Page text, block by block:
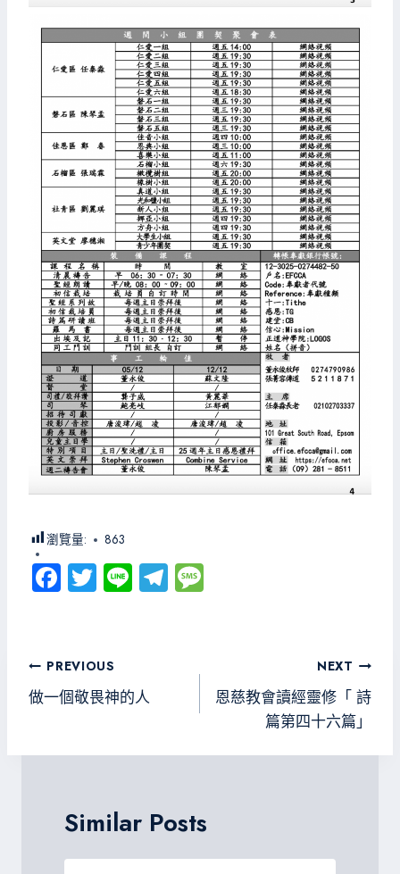
瀏覽量: 863
Fa
o
ok
T
er
Li Te
e
文
章
覽
PREVIOUS
做一個敬畏神的人
NEXT
恩慈教會讀經靈修「 詩
篇第四十六篇」
Similar Posts